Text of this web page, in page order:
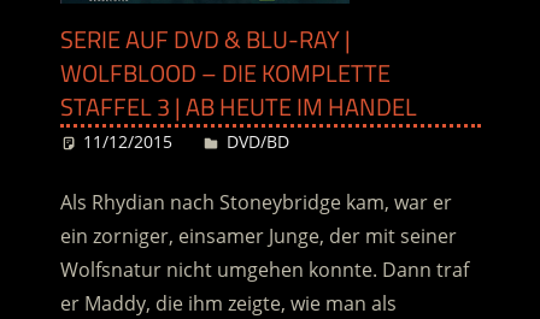
SERIE AUF DVD & BLU-RAY |
WOLFBLOOD – DIE KOMPLETTE
STAFFEL 3 | AB HEUTE IM HANDEL
11/12/2015 Desiree
DVD/BD
Als Rhydian nach Stoneybridge kam, war er
ein zorniger, einsamer Junge, der mit seiner
Wolfsnatur nicht umgehen konnte. Dann traf
er Maddy, die ihm zeigte, wie man als